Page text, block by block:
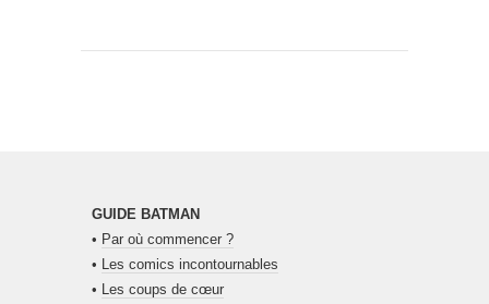
GUIDE BATMAN
• Par où commencer ?
•
Les comics incontournables
•
Les coups de cœur